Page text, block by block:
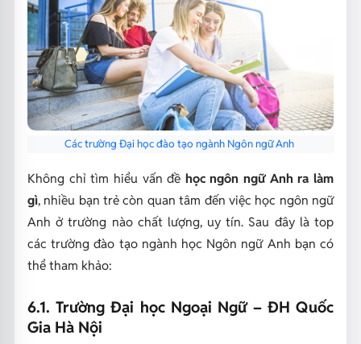
Các trường Đại học đào tạo ngành Ngôn ngữ Anh
Không chỉ tìm hiểu vấn đề học ngôn ngữ Anh ra làm
gì, nhiều bạn trẻ còn quan tâm đến việc học ngôn ngữ
Anh ở trường nào chất lượng, uy tín. Sau đây là top
các trường đào tạo ngành học Ngôn ngữ Anh bạn có
thể tham khảo:
6.1. Trường Đại học Ngoại Ngữ – ĐH Quốc
Gia Hà Nội